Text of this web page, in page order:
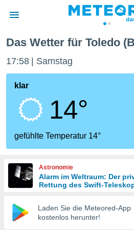
wurde
dass
sind.
diese
Das Wetter für Toledo
17:58 Samstag
klar
14°
gefühlte Temperatur 14°
Astronomie
Alarm im Weltraum: Der
Rettung des Swift-
Laden Sie die Meteored-App
kostenlos herunter!